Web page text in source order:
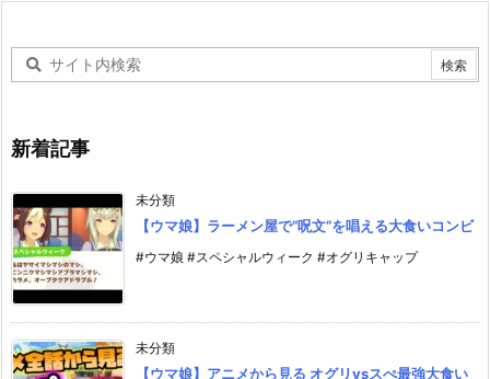
新着記事
未分類
【ウマ娘】ラーメン屋で”呪文”を唱える大食いコンビ
#ウマ娘 #スペシャルウィーク #オグリキャップ
未分類
【ウマ娘】アニメから見る オグリvsスぺ最強大食い